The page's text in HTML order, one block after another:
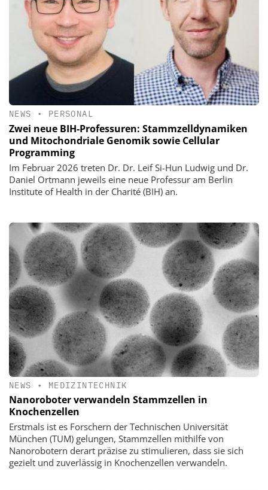
NEWS • PERSONAL
Zwei neue BIH-Professuren: Stammzelldynamiken
und Mitochondriale Genomik sowie Cellular
Programming
Im Februar 2026 treten Dr. Dr. Leif Si-Hun Ludwig und Dr.
Daniel Ortmann jeweils eine neue Professur am Berlin
Institute of Health in der Charité (BIH) an.
NEWS • MEDIZINTECHNIK
Nanoroboter verwandeln Stammzellen in
Knochenzellen
Erstmals ist es Forschern der Technischen Universität
München (TUM) gelungen, Stammzellen mithilfe von
Nanorobotern derart präzise zu stimulieren, dass sie sich
gezielt und zuverlässig in Knochenzellen verwandeln.